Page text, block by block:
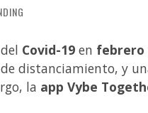
del Covid-19 en febrero
distanciamiento, y
la app Vybe